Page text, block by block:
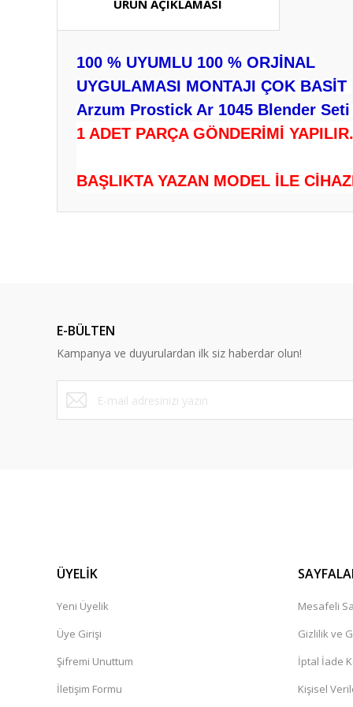
ÜRÜN AÇIKLAMASI
100 % UYUMLU 100 % ORJİNAL
UYGULAMASI MONTAJI ÇOK BASİT
Arzum Prostick Ar 1045 Blender
1 ADET PARÇA GÖNDERİMİ YAPILIR.
BAŞLIKTA YAZAN MODEL İLE
Ürün bilgilerinde hatalar bulunuyor.
Ürün fiyatı diğer sitelerden daha pahalı.
Bu ürüne benzer farklı alternatifler olmalı.
E-BÜLTEN
Kampanya ve duyurulardan ilk siz haberdar olun!
ÜYELİK
Yeni Üyelik
Üye Girişi
Şifremi Unuttum
İletişim Formu
Mesafeli
Gizlilik ve
İptal İade
Kişisel